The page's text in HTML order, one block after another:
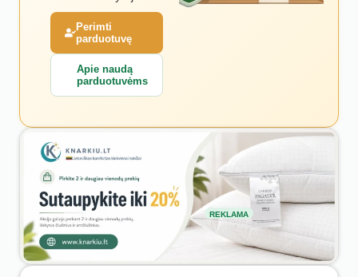
Perimti
parduotuvę
Apie naudą
parduotuvėms
REKLAMA